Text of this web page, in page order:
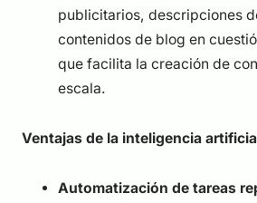
publicitarios, descripciones
contenidos de blog en
que facilita la creación de
escala.
Ventajas de la inteligencia
Automatización de tareas